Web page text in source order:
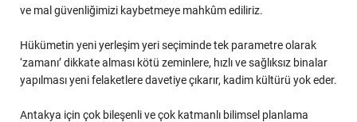
ve mal güvenliğimizi kaybetmeye mahkûm ediliriz.
Hükümetin yeni yerleşim yeri seçiminde tek parametre olarak
‘zamanı’ dikkate alması kötü zeminlere, hızlı ve sağlıksız binalar
yapılması yeni felaketlere davetiye çıkarır, kadim kültürü yok eder.
Antakya için çok bileşenli ve çok katmanlı bilimsel planlama